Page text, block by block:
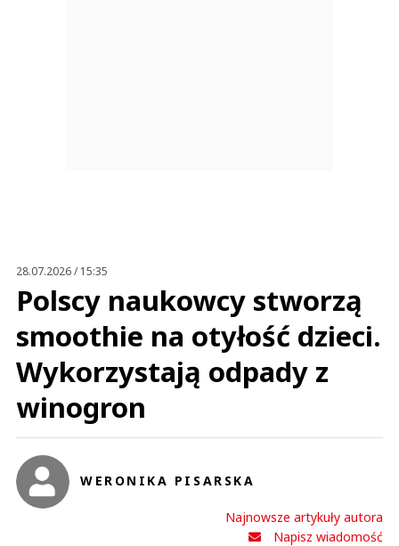
28.07.2026 / 15:35
Polscy naukowcy stworzą
smoothie na otyłość dzieci.
Wykorzystają odpady z
winogron
WERONIKA PISARSKA
Najnowsze artykuły autora
Napisz wiadomość